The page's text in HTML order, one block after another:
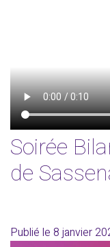
Soirée
de
Publié le 8 janvier